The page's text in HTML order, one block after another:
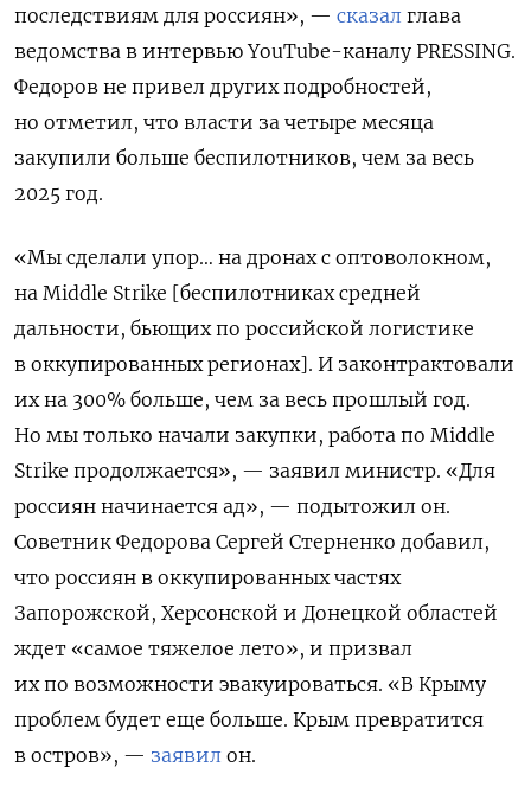
последствиям для россиян», — сказал глава
ведомства в интервью YouTube-каналу PRESSING.
Федоров не привел других подробностей,
но отметил, что власти за четыре месяца
закупили больше беспилотников, чем за весь
2025 год.
«Мы сделали упор… на дронах с оптоволокном,
на Middle Strike [беспилотниках средней
дальности, бьющих по российской логистике
в оккупированных регионах]. И законтрактовали
их на 300% больше, чем за весь прошлый год.
Но мы только начали закупки, работа по Middle
Strike продолжается», — заявил министр. «Для
россиян начинается ад», — подытожил он.
Советник Федорова Сергей Стерненко добавил,
что россиян в оккупированных частях
Запорожской, Херсонской и Донецкой областей
ждет «самое тяжелое лето», и призвал
их по возможности эвакуироваться. «В Крыму
проблем будет еще больше. Крым превратится
в остров», — заявил он.